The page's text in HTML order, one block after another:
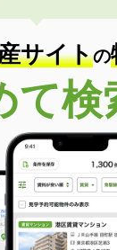
サイトの
て検